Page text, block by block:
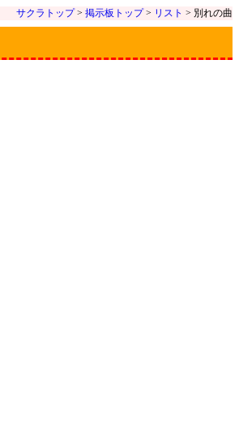
サクラトップ> 掲示板トップ> リスト > 別れの曲